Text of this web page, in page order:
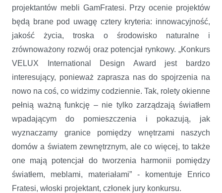
projektantów mebli GamFratesi. Przy ocenie projektów
będą brane pod uwagę cztery kryteria: innowacyjność,
jakość życia, troska o środowisko naturalne i
zrównoważony rozwój oraz potencjał rynkowy. „Konkurs
VELUX International Design Award jest bardzo
interesujący, ponieważ zaprasza nas do spojrzenia na
nowo na coś, co widzimy codziennie. Tak, rolety okienne
pełnią ważną funkcję – nie tylko zarządzają światłem
wpadającym do pomieszczenia i pokazują, jak
wyznaczamy granice pomiędzy wnętrzami naszych
domów a światem zewnętrznym, ale co więcej, to także
one mają potencjał do tworzenia harmonii pomiędzy
światłem, meblami, materiałami” - komentuje Enrico
Fratesi, włoski projektant, członek jury konkursu.